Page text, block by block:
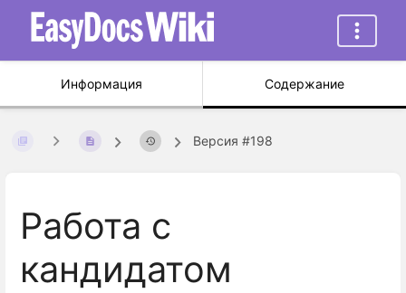
Информация Содержание
Версия #198
Работа с
кандидатом